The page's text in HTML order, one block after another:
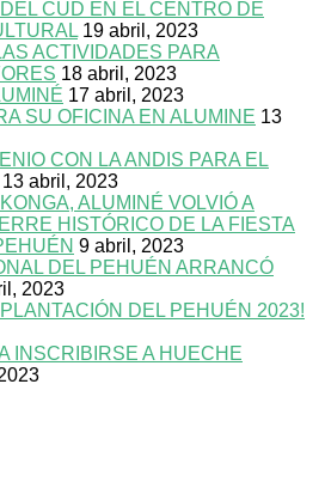
CUD EN EL CENTRO DE
19 abril, 2023
ACTIVIDADES PARA
18 abril, 2023
17 abril, 2023
SU OFICINA EN ALUMINE 13
CON LA ANDIS PARA EL
13 abril, 2023
ALUMINÉ VOLVIÓ A
HISTÓRICO DE LA FIESTA
9 abril, 2023
DEL PEHUÉN ARRANCÓ
2023
DEL PEHUÉN 2023!
INSCRIBIRSE A HUECHE